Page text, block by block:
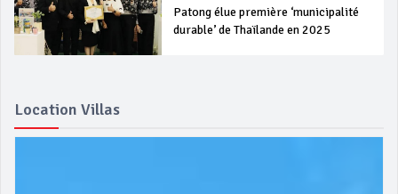
Patong élue première ‘municipalité
durable’ de Thaïlande en 2025
Location Villas